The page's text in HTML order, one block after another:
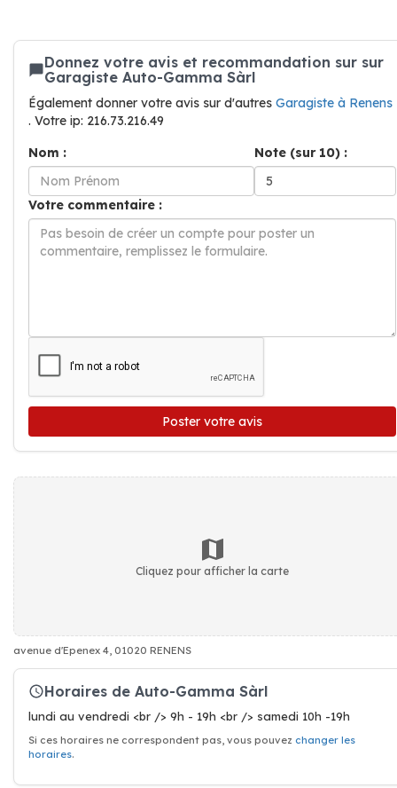
Donnez votre avis et recommandation sur sur
Garagiste Auto-Gamma Sàrl
Également donner votre avis sur d'autres Garagiste à Renens
. Votre ip: 216.73.216.49
Nom :
Note (sur 10) :
Votre commentaire :
Poster votre avis
Cliquez pour afficher la carte
avenue d'Epenex 4, 01020 RENENS
Horaires de Auto-Gamma Sàrl
lundi au vendredi <br /> 9h - 19h <br /> samedi 10h -19h
Si ces horaires ne correspondent pas, vous pouvez changer les
horaires.